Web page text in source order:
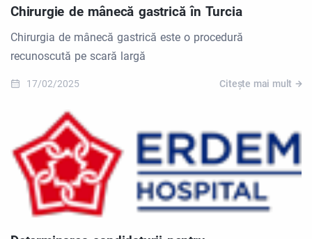
Chirurgie de mânecă gastrică în Turcia
Chirurgia de mânecă gastrică este o procedură
recunoscută pe scară largă
17/02/2025 Citește mai mult